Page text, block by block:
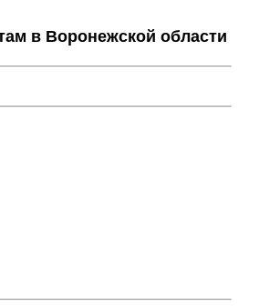
в Воронежской области